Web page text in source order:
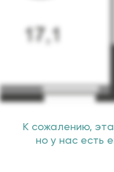
К сожалению,
но у нас есть